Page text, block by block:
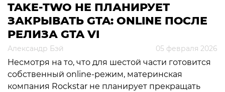
TAKE-TWO НЕ ПЛАНИРУЕТ
ЗАКРЫВАТЬ GTA: ONLINE ПОСЛЕ
РЕЛИЗА GTA VI
Александр Бэй 05 февраля 2026
Несмотря на то, что для шестой части готовится
собственный online-режим, материнская
компания Rockstar не планирует прекращать